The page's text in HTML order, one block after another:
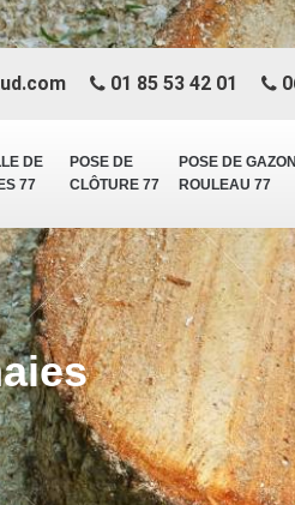
DE
77
POSE DE
CLÔTURE 77
POSE DE
ROULEAU 77
01 85 53 42 01